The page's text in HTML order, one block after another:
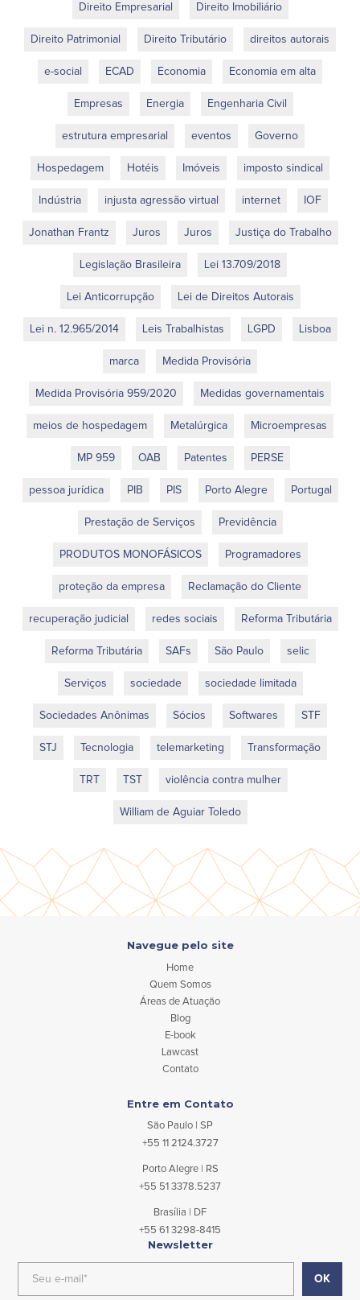
Direito Empresarial Direito Imobiliário
Direito Patrimonial Direito Tributário direitos autorais
e-social ECAD Economia Economia em alta
Empresas Energia Engenharia Civil
estrutura empresarial eventos Governo
Hospedagem Hotéis Imóveis imposto sindical
Indústria injusta agressão virtual internet IOF
Jonathan Frantz Juros Juros Justiça do Trabalho
Legislação Brasileira Lei 13.709/2018
Lei Anticorrupção Lei de Direitos Autorais
Lei n. 12.965/2014 Leis Trabalhistas LGPD Lisboa
marca Medida Provisória
Medida Provisória 959/2020 Medidas governamentais
meios de hospedagem Metalúrgica Microempresas
MP 959 OAB Patentes PERSE
pessoa jurídica PIB PIS Porto Alegre Portugal
Prestação de Serviços Previdência
PRODUTOS MONOFÁSICOS Programadores
proteção da empresa Reclamação do Cliente
recuperação judicial redes sociais Reforma Tributária
Reforma Tributária SAFs São Paulo selic
Serviços sociedade sociedade limitada
Sociedades Anônimas Sócios Softwares STF
STJ Tecnologia telemarketing Transformação
TRT TST violência contra mulher
William de Aguiar Toledo
Navegue pelo site
Home
Quem Somos
Áreas de Atuação
Blog
E-book
Lawcast
Contato
Entre em Contato
São Paulo | SP
+55 11 2124.3727
Porto Alegre | RS
+55 51 3378.5237
Brasília | DF
+55 61 3298-8415
Newsletter